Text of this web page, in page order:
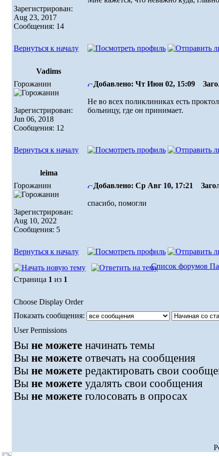
Зарегистрирован:
Aug 23, 2017
Сообщения: 14
Вернуться к началу
Vadims
Горожанин
Зарегистрирован:
Jun 06, 2018
Сообщения: 12
Добавлено: Чт Июн 02, 15:09
Не во всех поликлиниках есть
больницу, где он принимает.
Вернуться к началу
leima
Горожанин
Зарегистрирован:
Aug 10, 2022
Сообщения: 5
Добавлено: Ср Авг 10, 17:21
спасибо, помогли
Вернуться к началу
Список форумов
Страница 1 из 1
Choose Display Order
Показать сообщения:
User Permissions
Вы не можете начинать темы
Вы не можете отвечать на сообщения
Вы не можете редактировать свои
Вы не можете удалять свои сообщения
Вы не можете голосовать в опросах